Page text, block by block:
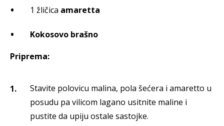
1 žličica amaretta
Kokosovo brašno
Priprema:
Stavite polovicu malina, pola šećera i amaretto u
posudu pa vilicom lagano usitnite maline i
pustite da upiju ostale sastojke.